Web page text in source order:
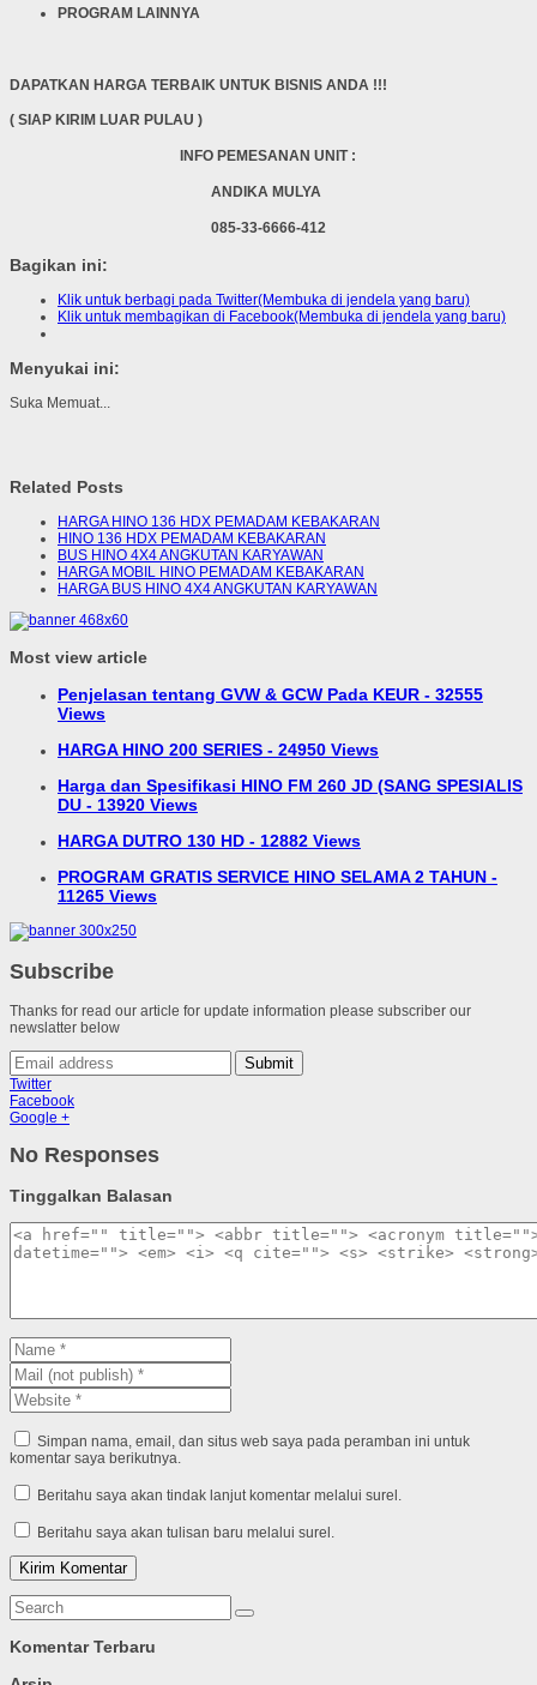
PROGRAM LAINNYA
DAPATKAN HARGA TERBAIK UNTUK BISNIS ANDA !!!
( SIAP KIRIM LUAR PULAU )
INFO PEMESANAN UNIT :
ANDIKA MULYA
085-33-6666-412
Bagikan ini:
Klik untuk berbagi pada Twitter(Membuka di jendela yang baru)
Klik untuk membagikan di Facebook(Membuka di jendela yang baru)
Menyukai ini:
Suka Memuat...
Related Posts
HARGA HINO 136 HDX PEMADAM KEBAKARAN
HINO 136 HDX PEMADAM KEBAKARAN
BUS HINO 4X4 ANGKUTAN KARYAWAN
HARGA MOBIL HINO PEMADAM KEBAKARAN
HARGA BUS HINO 4X4 ANGKUTAN KARYAWAN
Most view article
Penjelasan tentang GVW & GCW Pada KEUR - 32555
Views
HARGA HINO 200 SERIES - 24950 Views
Harga dan Spesifikasi HINO FM 260 JD (SANG SPESIALIS
DU - 13920 Views
HARGA DUTRO 130 HD - 12882 Views
PROGRAM GRATIS SERVICE HINO SELAMA 2 TAHUN -
11265 Views
Subscribe
Thanks for read our article for update information please subscriber our
newslatter below
Submit
Twitter
Facebook
Google +
No Responses
Tinggalkan Balasan
Simpan nama, email, dan situs web saya pada peramban ini untuk
komentar saya berikutnya.
Beritahu saya akan tindak lanjut komentar melalui surel.
Beritahu saya akan tulisan baru melalui surel.
Komentar Terbaru